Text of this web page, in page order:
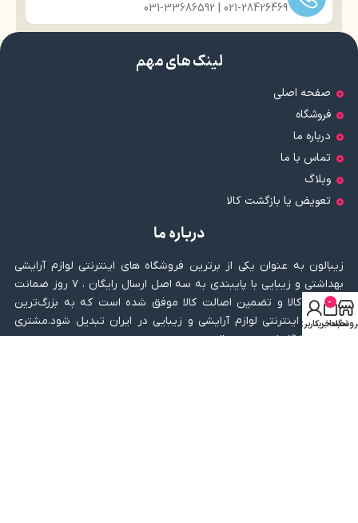
021-28426469 | 031-33686592
لینک های مهم
صفحه اصلی
فروشگاه
درباره ما
تماس با ما
وبلاگ
تعویض یا بازگشت کالا
درباره ما
زیبالون به عنوان یکی از برترین فروشگاه های اینترنتی لوازم آرایشی
بهداشتی و زیبایی با پایبندی به سه اصل ارسال رایگان ، ۷ روز ضمانت
بازگشت کالا و تضمین اصالت کالا موفق شده است که به بزرگ‌ترین
فروشگاه اینترنتی لوازم آرایشی و زیبایی در ایران تبدیل شود.مشتری
های فروشگاه اینترنتی زیبالون …
0
سبد خرید
حساب کاربری من